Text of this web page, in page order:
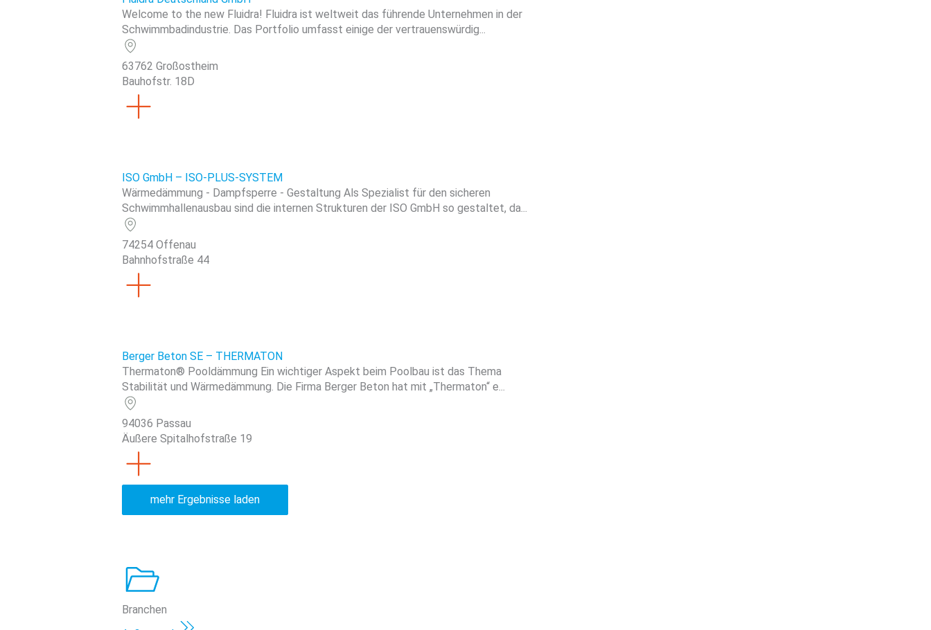
Welcome to the new Fluidra! Fluidra ist weltweit das führende Unternehmen in der
Schwimmbadindustrie. Das Portfolio umfasst einige der vertrauenswürdig...
63762 Großostheim
Bauhofstr. 18D
ISO GmbH – ISO-PLUS-SYSTEM
Wärmedämmung - Dampfsperre - Gestaltung Als Spezialist für den sicheren
Schwimmhallenausbau sind die internen Strukturen der ISO GmbH so gestaltet, da...
74254 Offenau
Bahnhofstraße 44
Berger Beton SE – THERMATON
Thermaton® Pooldämmung Ein wichtiger Aspekt beim Poolbau ist das Thema
Stabilität und Wärmedämmung. Die Firma Berger Beton hat mit „Thermaton“ e...
94036 Passau
Äußere Spitalhofstraße 19
mehr Ergebnisse laden
Branchen